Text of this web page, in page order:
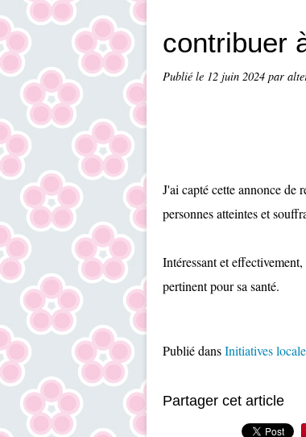
contribuer
Publié le 12 juin 2024 par
J'ai capté cette annonce de
personnes atteintes et
Intéressant et
pertinent pour sa santé.
Publié dansInitiatives
Partager cet article